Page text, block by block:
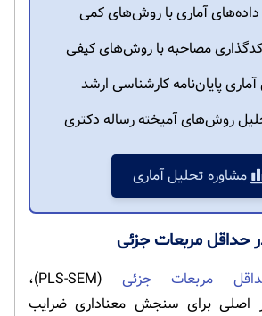
آماری با روش‌های کمی
مصاحبه با روش‌های کیفی
پایان‌نامه کارشناسی ارشد
روش‌های آمیخته رساله دکتری
مشاوره تحلیل آماری
حداقل مربعات جزئی
مربعات جزئی
(PLS-SEM)،
اصلی برای سنجش معناداری ضرایب